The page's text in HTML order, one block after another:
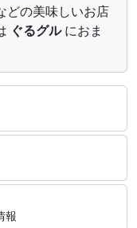
どの美味しいお店
ぐるグルにおま
報